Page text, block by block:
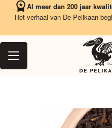
naar
inhoud
Al meer dan 200 jaar kwaliteit
Het verhaal van De Pelikaan